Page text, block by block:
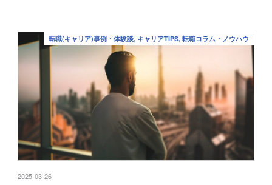
転職(キャリア)事例・体験談, キャリアTIPS, 転職コラム・ノウハウ
2025-03-26